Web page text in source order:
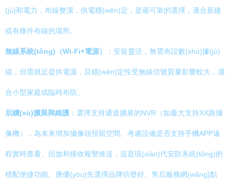
(jù)和電力，布線整潔，供電穩(wěn)定，是最可靠的選擇，適合新建
或有條件布線的場所。
無線系統(tǒng)（Wi-Fi+電源） ：安裝靈活，無需布設數(shù)據(jù)
線，但需就近提供電源，且穩(wěn)定性受無線信號質量影響較大，適
合小型家庭或臨時布防。
后續(xù)擴展與維護 ：選擇支持通道擴展的NVR（如最大支持XX路攝
像機），為未來增加攝像頭預留空間。考慮設備是否支持手機APP遠
程實時查看、回放和接收報警推送，這是現(xiàn)代安防系統(tǒng)的
標配便捷功能。應優(yōu)先選擇品牌信譽好、售后服務網(wǎng)點